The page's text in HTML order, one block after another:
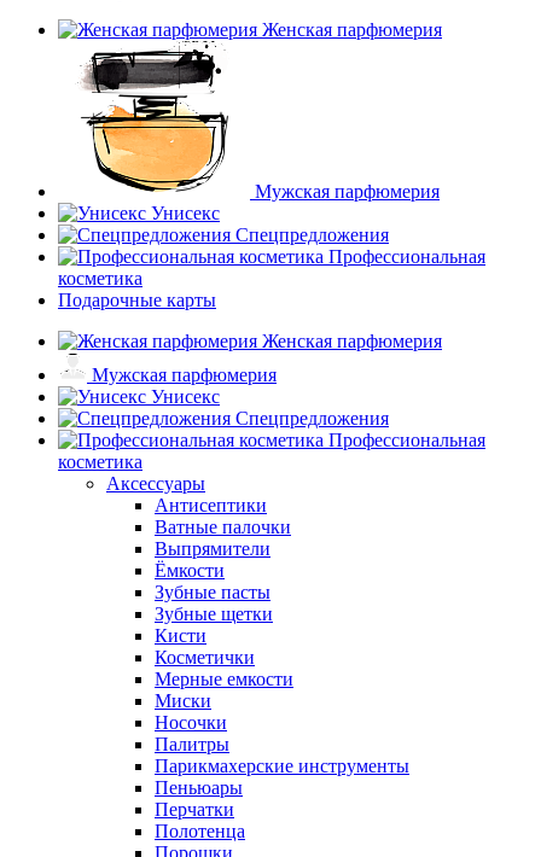
Женская парфюмерия
Мужская парфюмерия
Унисекс
Спецпредложения
Профессиональная
косметика
Подарочные карты
Женская парфюмерия
Мужская парфюмерия
Унисекс
Спецпредложения
Профессиональная
косметика
Аксессуары
Антисептики
Ватные палочки
Выпрямители
Ёмкости
Зубные пасты
Зубные щетки
Кисти
Косметички
Мерные емкости
Миски
Носочки
Палитры
Парикмахерские инструменты
Пеньюары
Перчатки
Полотенца
Порошки